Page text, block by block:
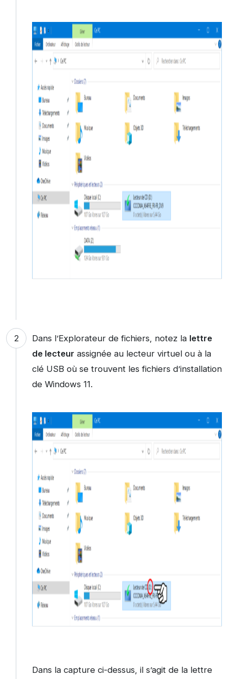
Dans l’Explorateur de fichiers, notez la lettre
de lecteur assignée au lecteur virtuel ou à la
clé USB où se trouvent les fichiers d’installation
de Windows 11.
Dans la capture ci-dessus, il s’agit de la lettre